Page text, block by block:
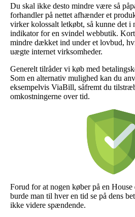
Du skal ikke desto mindre være så
forhandler på nettet afhænder et
virker kolossalt letkøbt, så kunne det
indikator for en svindel webbutik.
mindre dækket ind under et lovbud,
uægte internet virksomheder.
Generelt tilråder vi køb med
Som en alternativ mulighed kan du
eksempelvis ViaBill, såfremt du
omkostningerne over tid.
Forud for at nogen køber på en
burde man til hver en tid se på dens
ikke videre spændende.